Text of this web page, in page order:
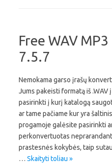
Free WAV
7.5.7
Nemokama garso įrašų
Jums pakeisti formatą iš .WAV
pasirinkti į kurį katalogą
ar tame pačiame kur yra
progamoje galėsite pasirinkti
perkonvertuotas
prastesnės kokybės, taip
… Skaityti toliau »